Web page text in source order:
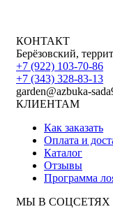
КОНТАКТ
Берёзовский,
+7 (922) 103-70-86
+7 (343) 328-83-13
garden@azbuka-
КЛИЕНТАМ
Как заказать
Оплата и
Каталог
Отзывы
Программа
МЫ В СОЦСЕТЯХ